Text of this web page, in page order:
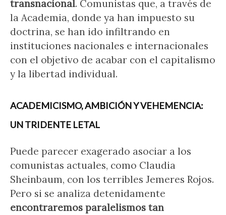
transnacional. Comunistas que, a través de
la Academia, donde ya han impuesto su
doctrina, se han ido infiltrando en
instituciones nacionales e internacionales
con el objetivo de acabar con el capitalismo
y la libertad individual.
ACADEMICISMO, AMBICIÓN Y VEHEMENCIA:
UN TRIDENTE LETAL
Puede parecer exagerado asociar a los
comunistas actuales, como Claudia
Sheinbaum, con los terribles Jemeres Rojos.
Pero si se analiza detenidamente
encontraremos paralelismos tan